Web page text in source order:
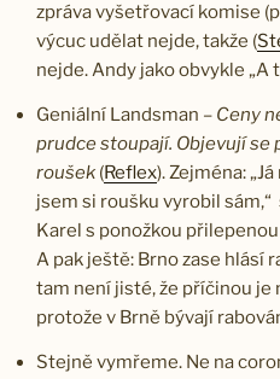
zpráva vyšetřovací komise
výcuc udělat nejde, takže (
nejde. Andy jako obvykle „A
Geniální Landsman – Ceny
prudce stoupají. Objevují se
roušek (Reflex). Zejména:
jsem si roušku vyrobil
Karel s ponožkou
A pak ještě: Brno zase hlásí
tam není jisté, že příčinou je
protože v Brně bývají
Stejně vymřeme. Ne na